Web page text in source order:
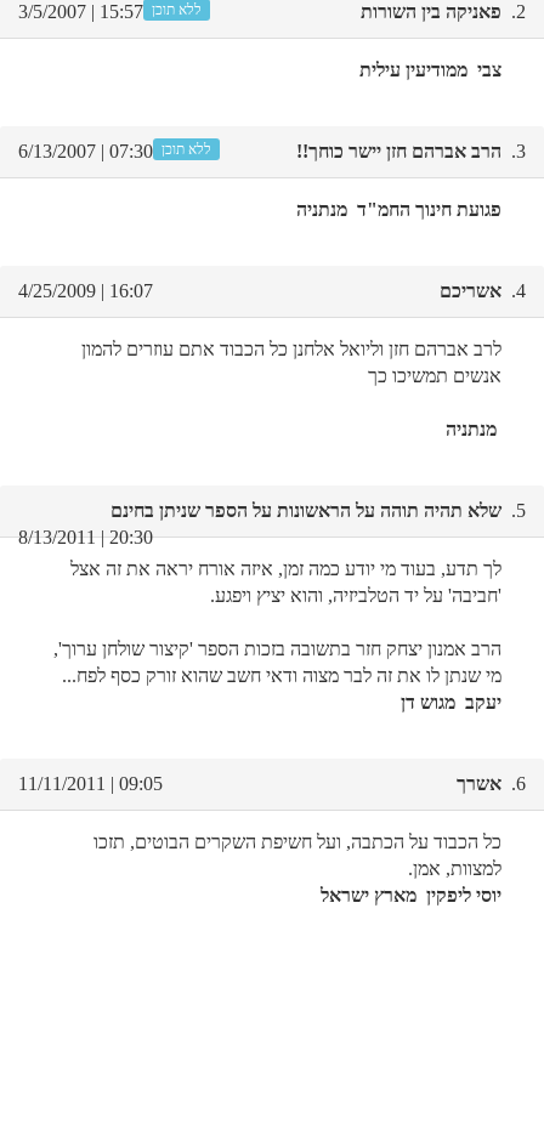
2. פאניקה בין השורות 15:57 | 3/5/2007 ללא תוכן
צבי ממודיעין עילית
3. הרב אברהם חזן יישר כוחך!! 07:30 | 6/13/2007 ללא תוכן
פגועת חינוך החמ"ד מנתניה
4. אשריכם 16:07 | 4/25/2009
לרב אברהם חזן וליואל אלחנן כל הכבוד אתם עוזרים להמון
אנשים תמשיכו כך
מנתניה
5.
שלא תהיה תוהה על הראשונות על הספר שניתן בחינם
20:30 | 8/13/2011
לך תדע, בעוד מי יודע כמה זמן, איזה אורח יראה את זה אצל
'חביבה' על יד הטלביזיה, והוא יציץ ויפגע.
הרב אמנון יצחק חזר בתשובה בזכות הספר 'קיצור שולחן ערוך',
מי שנתן לו את זה לבר מצוה ודאי חשב שהוא זורק כסף לפח...
יעקב מגוש דן
6. אשרך 09:05 | 11/11/2011
כל הכבוד על הכתבה, ועל חשיפת השקרים הבוטים, תזכו
למצוות, אמן.
יוסי ליפקין מארץ ישראל